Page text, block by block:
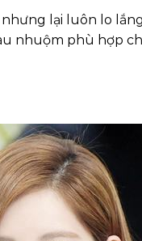
lại luôn lo
nhuộm phù hợp